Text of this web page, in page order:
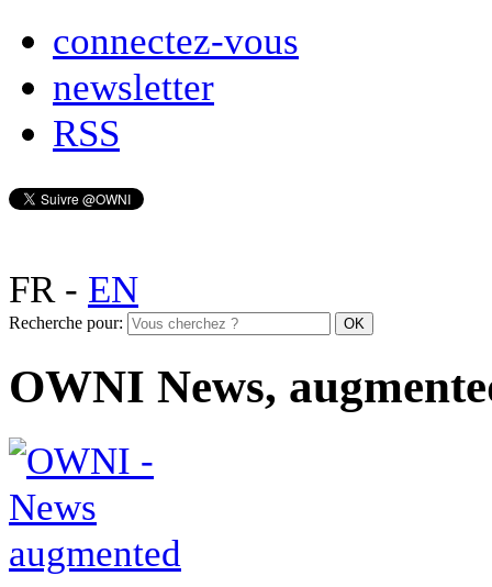
connectez-vous
newsletter
RSS
FR- EN
Recherche pour:
OWNI News,